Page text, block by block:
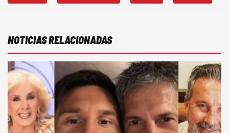
NOTICIAS RELACIONADAS